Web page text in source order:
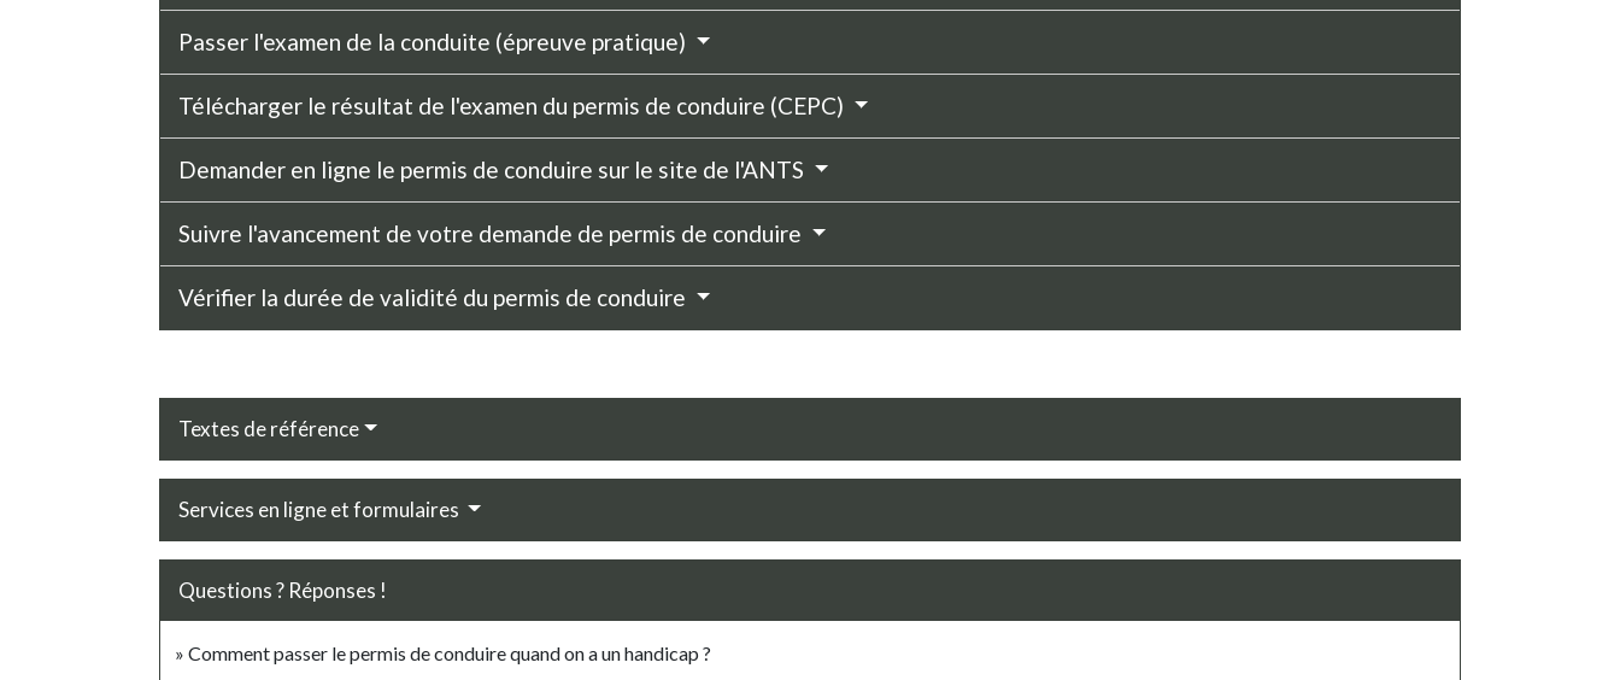
Passer l'examen de la conduite (épreuve pratique)
Télécharger le résultat de l'examen du permis de conduire (CEPC)
Demander en ligne le permis de conduire sur le site de l'ANTS
Suivre l'avancement de votre demande de permis de conduire
Vérifier la durée de validité du permis de conduire
Textes de référence
Services en ligne et formulaires
Questions ? Réponses !
Comment passer le permis de conduire quand on a un handicap ?